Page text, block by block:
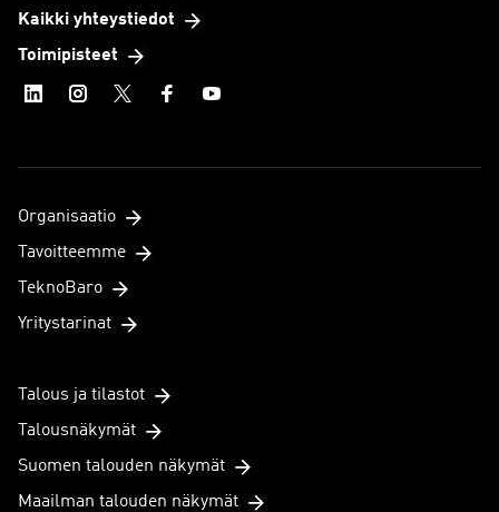
Kaikki yhteystiedot
Toimipisteet
Organisaatio
Tavoitteemme
TeknoBaro
Yritystarinat
Talous ja tilastot
Talousnäkymät
Suomen talouden näkymät
Maailman talouden näkymät